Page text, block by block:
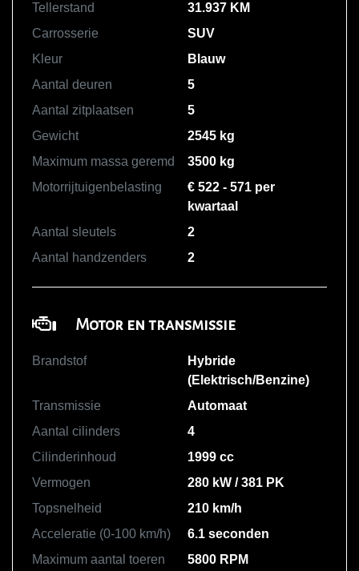
Tellerstand
31.937 KM
Carrosserie
SUV
Kleur
Blauw
Aantal deuren
5
Aantal zitplaatsen
5
Gewicht
2545 kg
Maximum massa geremd
3500 kg
Motorrijtuigenbelasting
€ 522 - 571 per
kwartaal
Aantal sleutels
2
Aantal handzenders
2
Motor en transmissie
Brandstof
Hybride
(Elektrisch/Benzine)
Transmissie
Automaat
Aantal cilinders
4
Cilinderinhoud
1999 cc
Vermogen
280 kW / 381 PK
Topsnelheid
210 km/h
Acceleratie (0-100 km/h)
6.1 seconden
Maximum aantal toeren
5800 RPM